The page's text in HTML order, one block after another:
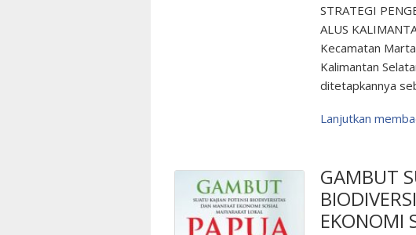
STRATEGI
ALUS
Kecamatan
Kalimantan
ditetapkannya
Lanjutkan
GAMBUT
EKONOMI